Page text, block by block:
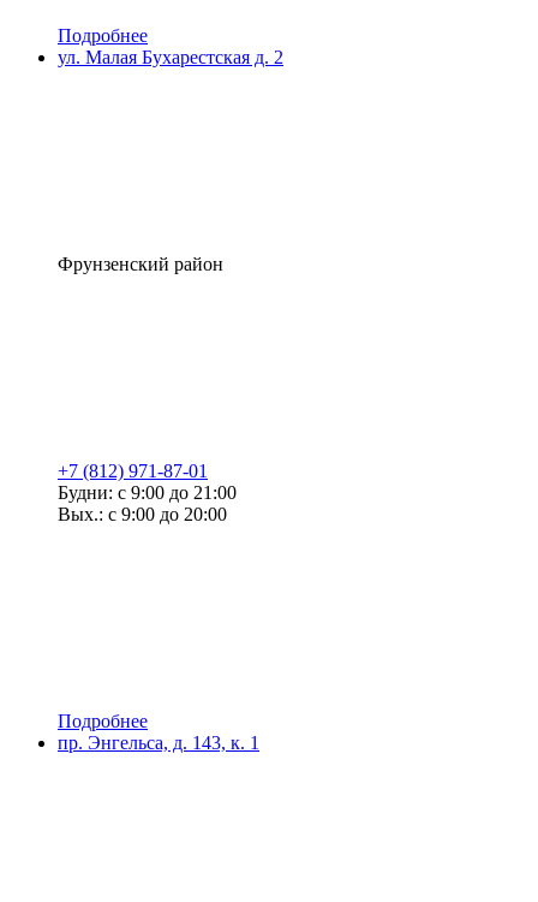
Подробнее
ул. Малая Бухарестская д. 2
Фрунзенский район
+7 (812) 971-87-01
Будни: с 9:00 до 21:00
Вых.: с 9:00 до 20:00
Подробнее
пр. Энгельса, д. 143, к. 1